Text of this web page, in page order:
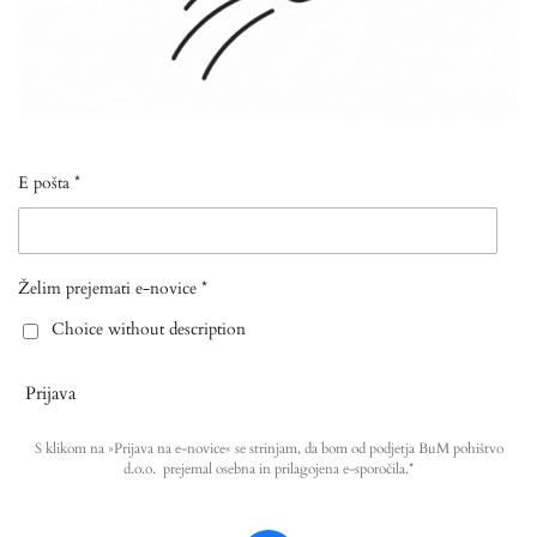
E pošta *
Želim prejemati e-novice *
Choice without description
Prijava
S klikom na »Prijava na e-novice« se strinjam, da bom od podjetja BuM pohištvo
d.o.o. prejemal osebna in prilagojena e-sporočila.*